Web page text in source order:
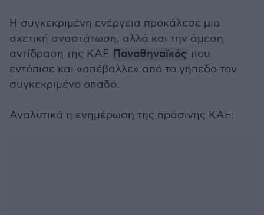
Η συγκεκριμένη ενέργεια προκάλεσε μια
σχετική αναστάτωση, αλλά και την άμεση
αντίδραση της ΚΑΕ Παναθηναϊκός που
εντόπισε και «απέβαλλε» από το γήπεδο τον
συγκεκριμένο οπαδό.
Αναλυτικά η ενημέρωση της πράσινης ΚΑΕ: